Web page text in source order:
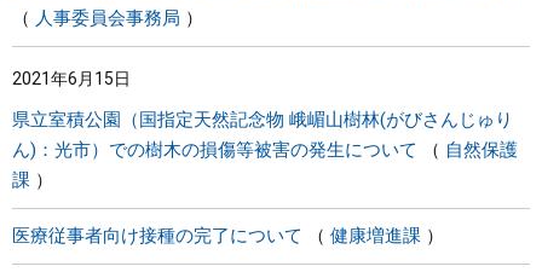
人事委員会事務局
2021年6月15日
県立室積公園（国指定天然記念物 峨嵋山樹林(がびさんじゅり
ん)：光市）での樹木の損傷等被害の発生について
自然保護
課
医療従事者向け接種の完了について 健康増進課